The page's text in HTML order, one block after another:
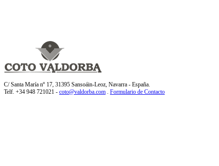
C/ Santa María nº 17, 31395 Sansoáin-Leoz, Navarra - España.
Telf. +34 948 721021 - coto@valdorba.com . Formulario de Contacto